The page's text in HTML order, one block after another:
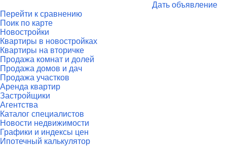
Дать объявление
Перейти к сравнению
Поик по карте
Новостройки
Квартиры в новостройках
Квартиры на вторичке
Продажа комнат и долей
Продажа домов и дач
Продажа участков
Аренда квартир
Застройщики
Агентства
Каталог специалистов
Новости недвижимости
Графики и индексы цен
Ипотечный калькулятор